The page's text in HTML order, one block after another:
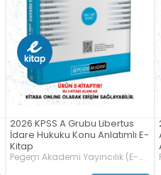
2026 KPSS A Grubu Libertus
İdare Hukuku Konu Anlatımlı E-
Kitap
Pegem Akademi Yayıncılık (E-
Kitap)